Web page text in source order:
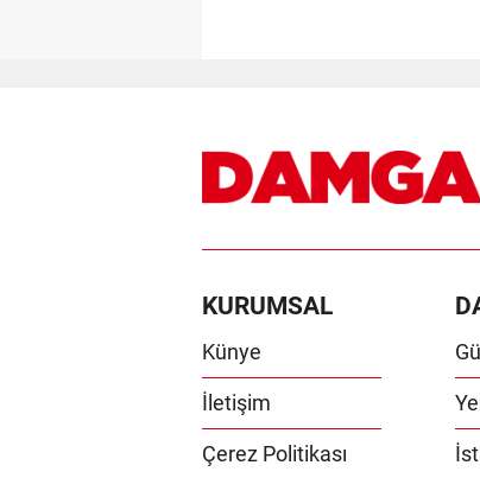
KURUMSAL
Künye
İletişim
Çerez Politikası